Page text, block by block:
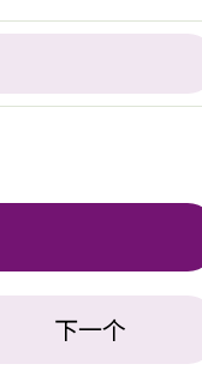
下一个